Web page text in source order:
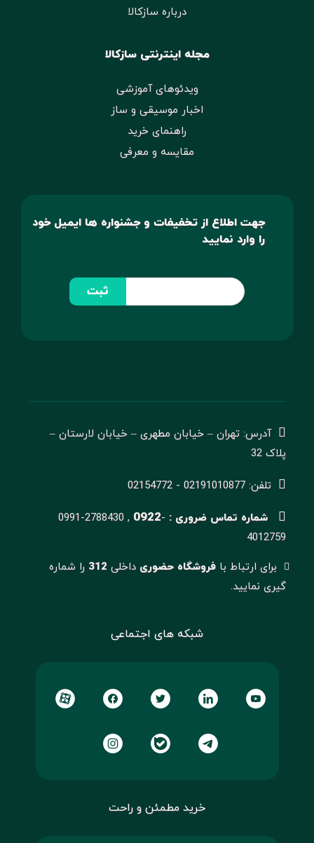
درباره سازکالا
مجله اینترنتی سازکالا
ویدئوهای آموزشی
اخبار موسیقی و ساز
راهنمای خرید
مقایسه و معرفی
جهت اطلاع از تخفیفات و جشنواره ها ایمیل خود
را وارد نمایید
ثبت
آدرس: تهران – خیابان مطهری – خیابان لارستان –
پلاک 32
تلفن: 02191010877 - 02154772
شماره تماس ضروری : 0991-2788430 , 0922-
4012759
برای ارتباط با فروشگاه حضوریداخلی 312 را شماره
گیری نمایید.
شبکه های اجتماعی
خرید مطمئن و راحت